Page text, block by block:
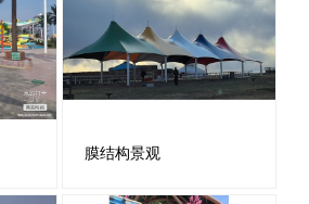
膜结构景观